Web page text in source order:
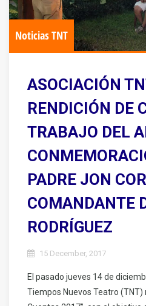
Noticias TNT
ASOCIACIÓN
RENDICIÓN DE
TRABAJO DEL
PADRE JON
COMANDANTE
RODRÍGUEZ
15 December, 2017
El pasado jueves 14 de
Tiempos Nuevos Teatro (TNT)